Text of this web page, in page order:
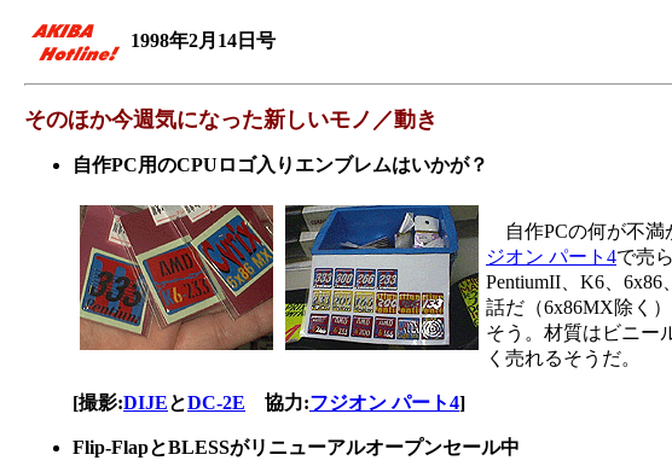
1998年2月14日号
そのほか今週気になった新しいモノ／動き
自作PC用のCPUロゴ入りエンブレムはいかが？
自作PCの何が不満
ジオン パート4で売
PentiumII、K6、
話だ（6x86MX除く
そう。材質はビニー
く売れるそうだ。
[撮影:DIJEとDC-2E 協力:フジオン パート4]
Flip-FlapとBLESSがリニューアルオープンセール中